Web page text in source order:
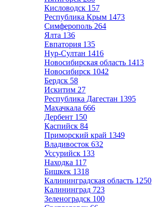
Кисловодск 157
Республика Крым 1473
Симферополь 264
Ялта 136
Евпатория 135
Нур-Султан 1416
Новосибирская область 1413
Новосибирск 1042
Бердск 58
Искитим 27
Республика Дагестан 1395
Махачкала 666
Дербент 150
Каспийск 84
Приморский край 1349
Владивосток 632
Уссурийск 133
Находка 117
Бишкек 1318
Калининградская область 1250
Калининград 723
Зеленоградск 100